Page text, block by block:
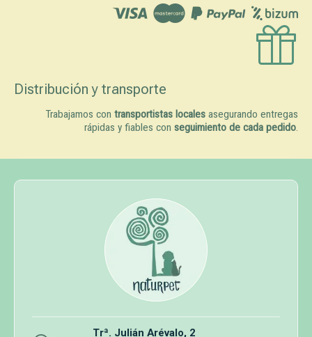
Distribución y transporte
Trabajamos con transportistas locales asegurando entregas
rápidas y fiables con seguimiento de cada pedido.
Trª. Julián Arévalo, 2